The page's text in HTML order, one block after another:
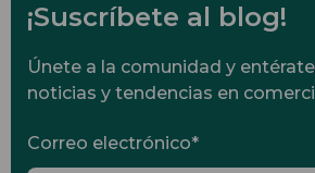
¡Suscríbete al blog!
Únete a la comunidad y
noticias y tendencias en
Correo electrónico*